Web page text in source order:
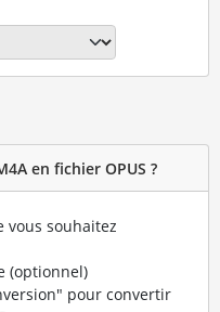
en fichier OPUS ?
vous souhaitez
(optionnel)
pour convertir